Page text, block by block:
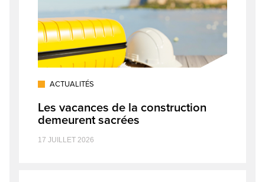
ACTUALITÉS
Les vacances de la construction
demeurent sacrées
17 JUILLET 2026